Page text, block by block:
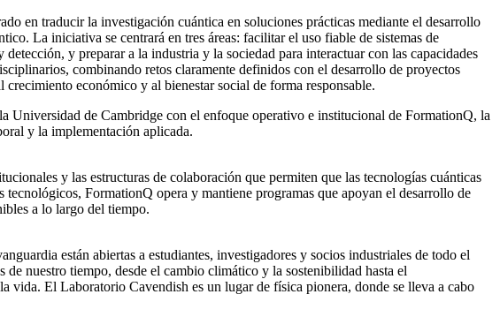
en traducir la investigación cuántica en soluciones prácticas mediante el desarrollo
La iniciativa se centrará en tres áreas: facilitar el uso fiable de sistemas de
y preparar a la industria y la sociedad para interactuar con las capacidades
combinando retos claramente definidos con el desarrollo de proyectos
económico y al bienestar social de forma responsable.
de Cambridge con el enfoque operativo e institucional de FormationQ, la
y la implementación aplicada.
y las estructuras de colaboración que permiten que las tecnologías cuánticas
FormationQ opera y mantiene programas que apoyan el desarrollo de
a lo largo del tiempo.
están abiertas a estudiantes, investigadores y socios industriales de todo el
nuestro tiempo, desde el cambio climático y la sostenibilidad hasta el
El Laboratorio Cavendish es un lugar de física pionera, donde se lleva a cabo